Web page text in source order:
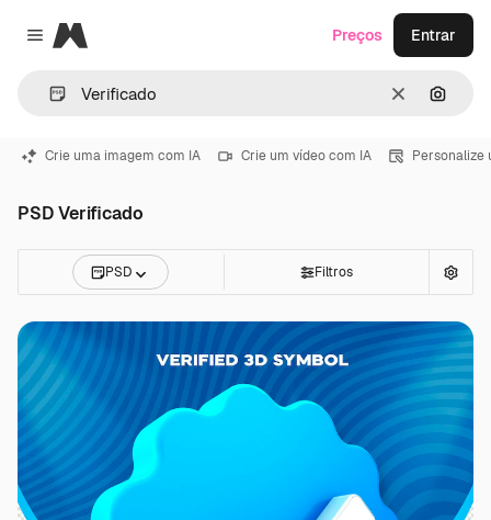
Close menu
Magnific
Limpar
Preços Entrar
Crie uma imagem com IA Crie um vídeo com IA Personalize
PSD Verificado
PSD Filtros